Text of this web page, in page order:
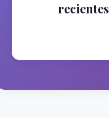
recientes